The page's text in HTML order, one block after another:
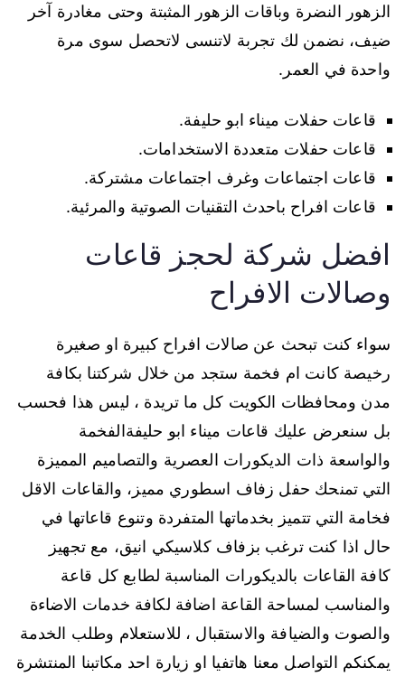
الزهور النضرة وباقات الزهور المثبتة وحتى مغادرة آخر
ضيف، نضمن لك تجربة لاتنسى لاتحصل سوى مرة
واحدة في العمر.
قاعات حفلات ميناء ابو حليفة.
قاعات حفلات متعددة الاستخدامات.
قاعات اجتماعات وغرف اجتماعات مشتركة.
قاعات افراح باحدث التقنيات الصوتية والمرئية.
افضل شركة لحجز قاعات
وصالات الافراح
سواء كنت تبحث عن صالات افراح كبيرة او صغيرة
رخيصة كانت ام فخمة ستجد من خلال شركتنا بكافة
مدن ومحافظات الكويت كل ما تريدة ، ليس هذا فحسب
بل سنعرض عليك قاعات ميناء ابو حليفةالفخمة
والواسعة ذات الديكورات العصرية والتصاميم المميزة
التي تمنحك حفل زفاف اسطوري مميز، والقاعات الاقل
فخامة التي تتميز بخدماتها المتفردة وتنوع قاعاتها في
حال اذا كنت ترغب بزفاف كلاسيكي انيق، مع تجهيز
كافة القاعات بالديكورات المناسبة لطابع كل قاعة
والمناسب لمساحة القاعة اضافة لكافة خدمات الاضاءة
والصوت والضيافة والاستقبال ، للاستعلام وطلب الخدمة
يمكنكم التواصل معنا هاتفيا او زيارة احد مكاتبنا المنتشرة